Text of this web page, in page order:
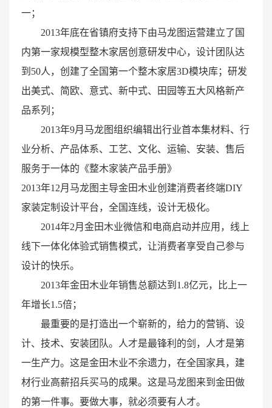
一；
2013年底在省镇府支持下由马龙图运营建立了国
内第一家规模型整木家居创意研发中心，设计团队达
到50人，创建了全国第一个整木家居3D模块库；研发
出美式、简欧、意式、新中式、田园等五大风格新产
品系列；
2013年9月马龙图组织编辑出行业首本集材料、行
业分析、产品体系、工艺、文化、运输、安装、售后
服务于一体的《整木家装产品手册》
2013年12月马龙图主导金田木业创建消费者终端DIY
家装定制设计平台，全国连线，设计无极化。
2014年2月金田木业微信和电商启动并应用，线上
线下一体化体验式销售模式，让消费者享受自己参与
设计的快乐。
2013年金田木业年销售总额达到1.8亿元，比上一
年增长1.5倍；
最重要的是打造出一个崭新的，给力的营销、设
计、技术、安装团队。人才是最锋利的剑，人才是第
一生产力。这是金田木业不余遗力，在全国家具，建
材行业高薪招兵买马的成果。这是马龙图来到金田做
的第一件事。要做大事，就必须要有人才。